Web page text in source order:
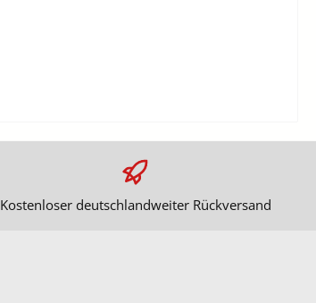
Kostenloser deutschlandweiter Rückversand